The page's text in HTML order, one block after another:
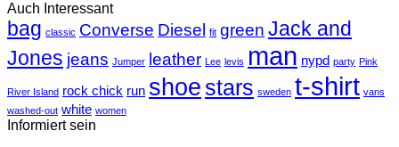
with
A
Gallery
A
Simple
Blog
Auch Interessant
bag classic Converse Diesel fit green Jack and
Jones jeans Jumper leather Lee levis man nypd party Pink
River Island rock chick run shoe stars sweden t-shirt vans
washed-out white women
Informiert sein